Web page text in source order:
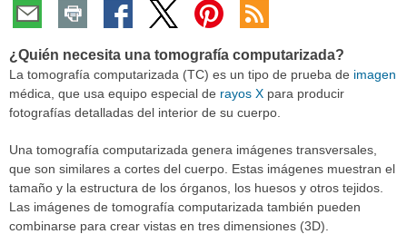
¿Quién necesita una tomografía computarizada?
La tomografía computarizada (TC) es un tipo de prueba de imagen
médica, que usa equipo especial de rayos X para producir
fotografías detalladas del interior de su cuerpo.
Una tomografía computarizada genera imágenes transversales,
que son similares a cortes del cuerpo. Estas imágenes muestran el
tamaño y la estructura de los órganos, los huesos y otros tejidos.
Las imágenes de tomografía computarizada también pueden
combinarse para crear vistas en tres dimensiones (3D).